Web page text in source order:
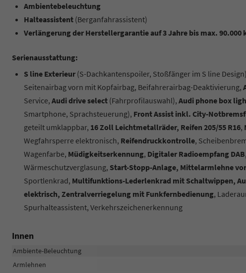
Ambientebeleuchtung
Halteassistent (Berganfahrassistent)
Verlängerung der Herstellergarantie auf 3 Jahre bis max. 90.000
Serienausstattung:
S line Exterieur (S-Dachkantenspoiler, Stoßfänger im S line Design)
Seitenairbag vorn mit Kopfairbag, Beifahrerairbag-Deaktivierung,
Service, Audi drive select (Fahrprofilauswahl), Audi phone box
Smartphone, Sprachsteuerung), Front Assist inkl. City-
geteilt umklappbar, 16 Zoll Leichtmetallräder, Reifen 205/55 R16,
Wegfahrsperre elektronisch, Reifendruckkontrolle,
Wagenfarbe, Müdigkeitserkennung, Digitaler Radioempfang
Wärmeschutzverglasung, Start-Stopp-Anlage, Mittelarmlehne
Sportlenkrad, Multifunktions-Lederlenkrad mit Schaltwippen,
elektrisch, Zentralverriegelung mit Funkfernbedienung,
Spurhalteassistent, Verkehrszeichenerkennung
Innen
Ambiente-Beleuchtung
Armlehnen